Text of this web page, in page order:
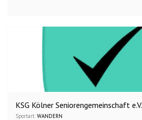
KSG Kölner Seniorengemeinschaft e.V.
Sportart: WANDERN